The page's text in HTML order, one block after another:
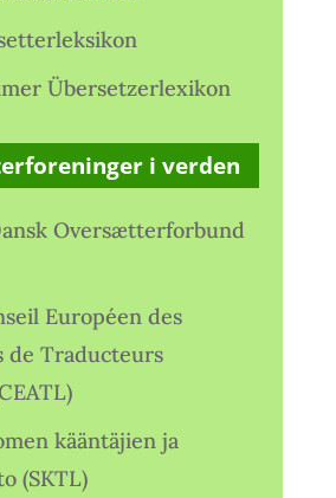
Übersetzerlexikon
i verden
Oversætterforbund
Européen des
de Traducteurs
kääntäjien ja
(SKTL)